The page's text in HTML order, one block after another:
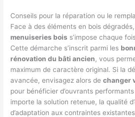
Conseils pour la réparation ou le
Face à des éléments en bois
menuiseries bois s’impose chaque
Cette démarche s’inscrit parmi les
rénovation du bâti ancien, vous
maximum de caractère original. Si la
avancée, envisagez alors dechanger
pour bénéficier d’ouvrants
importe la solution retenue, la qualité
d’adaptation aux contraintes